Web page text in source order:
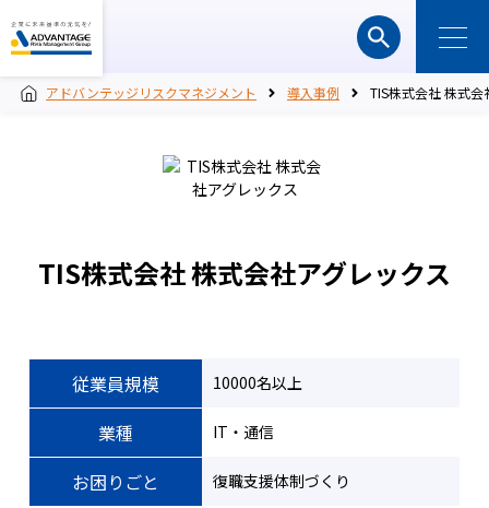
アドバンテッジリスクマネジメント 導入事例 TIS株式会社 株式会
TIS株式会社 株式会社アグレックス
従業員規模 10000名以上
業種 IT・通信
お困りごと 復職支援体制づくり